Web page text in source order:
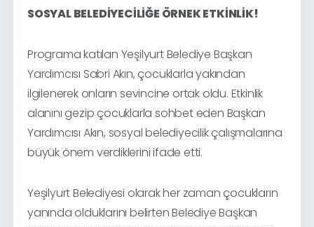
SOSYAL BELEDİYECİLİĞE ÖRNEK ETKİNLİK!
Programa katılan Yeşilyurt Belediye Başkan
Yardımcısı Sabri Akın, çocuklarla yakından
ilgilenerek onların sevincine ortak oldu. Etkinlik
alanını gezip çocuklarla sohbet eden Başkan
Yardımcısı Akın, sosyal belediyecilik çalışmalarına
büyük önem verdiklerini ifade etti.
Yeşilyurt Belediyesi olarak her zaman çocukların
yanında olduklarını belirten Belediye Başkan